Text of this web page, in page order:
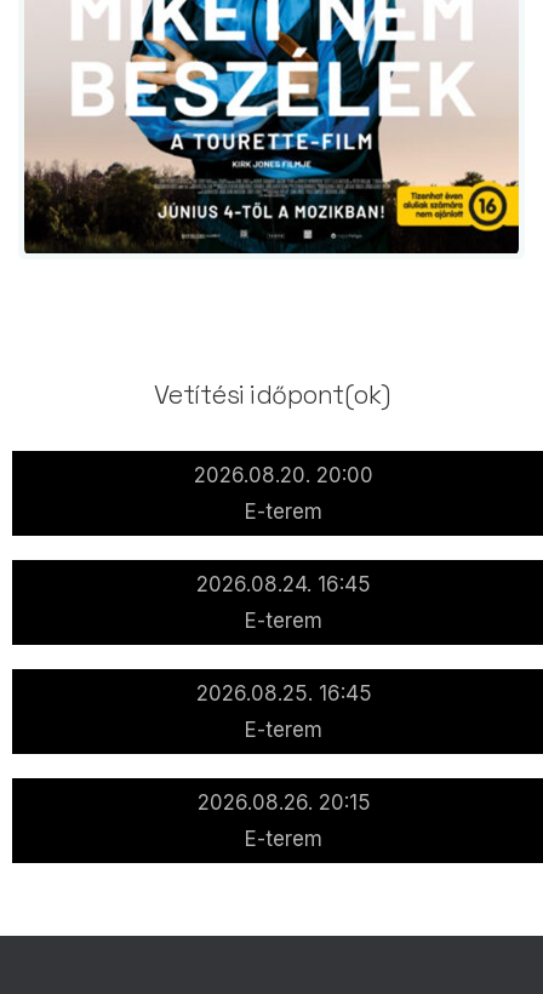
Vetítési időpont(ok)
2026.08.20. 20:00
E-terem
2026.08.24. 16:45
E-terem
2026.08.25. 16:45
E-terem
2026.08.26. 20:15
E-terem